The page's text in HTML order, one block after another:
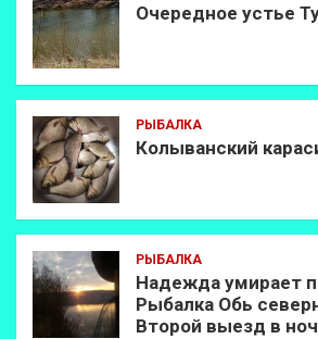
Очередное устье
РЫБАЛКА
Колыванский
РЫБАЛКА
Надежда умирает
Рыбалка Обь
Второй выезд в